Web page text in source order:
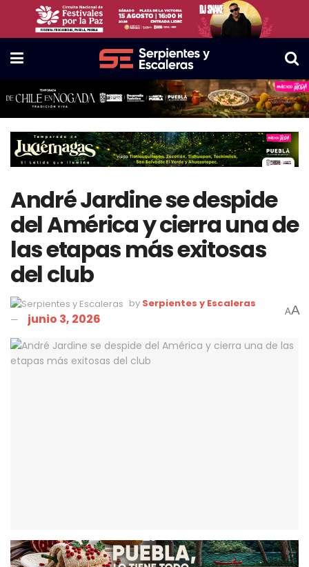
André Jardine se despide
del América y cierra una de
las etapas más exitosas
del club
by Serpientes y Escaleras
junio 3, 2026 AA